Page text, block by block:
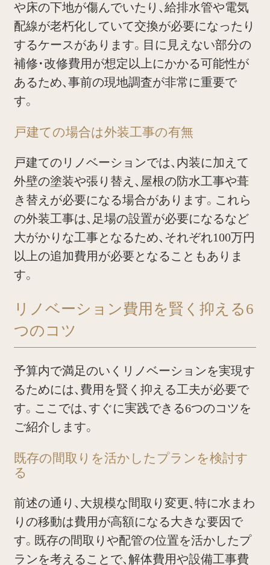
や床の下地が傷んでいたり、給排水管や電気
配線が老朽化していて交換が必要になったり
するケースがあります。目に見えない部分の
補修・改修費用が想定以上にかかる可能性が
あるため、事前の現地調査が非常に重要で
す。
戸建ての場合は外装工事の有無
戸建てのリノベーションでは、内装に加えて
外壁の塗装や張り替え、屋根の防水工事や葺
き替えが必要になる場合があります。これら
の外装工事は、足場の設置が必要になるなど
大がかりな工事となるため、それぞれ100万円
以上の追加費用が必要となることもありま
す。
リノベーション費用を賢く抑える6
つのコツ
予算内で満足のいくリノベーションを実現す
るためには、費用を賢く抑える工夫が必要で
す。ここでは、すぐに実践できる6つのコツを
ご紹介します。
既存の間取りを活かしたプランを検討す
る
前述の通り、大規模な間取り変更、特に水まわ
りの移動は費用が高額になる大きな要因で
す。既存の間取りや配管の位置を活かしたプ
ランを考えることで、解体費用や設備工事費